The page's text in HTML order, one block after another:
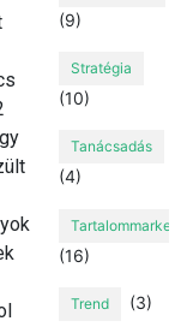
(9)
Stratégia
(10)
Tanácsadás
(4)
(16)
Trend (3)